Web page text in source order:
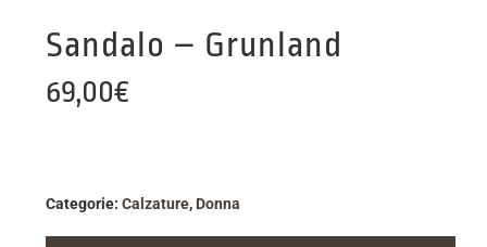
Sandalo – Grunland
69,00€
Categorie: Calzature, Donna